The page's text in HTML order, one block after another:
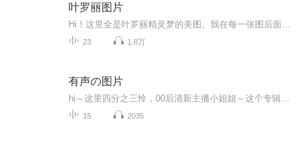
叶罗丽图片
23 1.8万
有声の图片
15 2035